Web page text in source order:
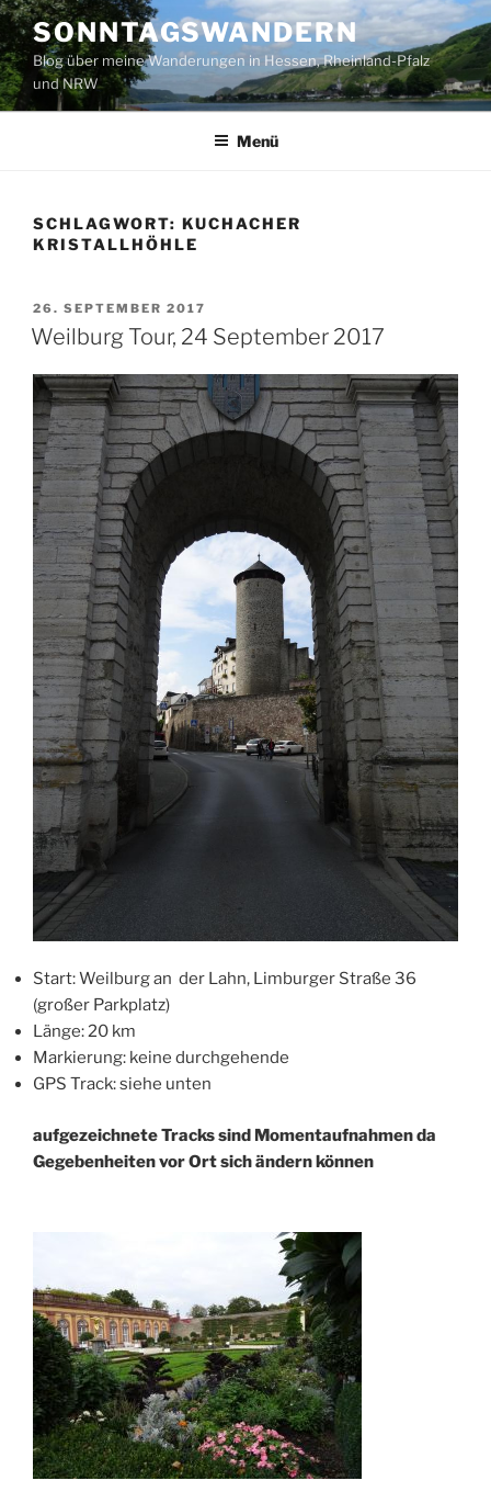
Zum
Inhalt
springen
SONNTAGSWANDERN
Blog über meine Wanderungen in Hessen, Rheinland-Pfalz
und NRW
Menü
SCHLAGWORT: KUCHACHER
KRISTALLHÖHLE
VERÖFFENTLICHT
AM
26. SEPTEMBER 2017
Weilburg Tour, 24 September 2017
Start: Weilburg an der Lahn, Limburger Straße 36
(großer Parkplatz)
Länge: 20 km
Markierung: keine durchgehende
GPS Track: siehe unten
aufgezeichnete Tracks sind Momentaufnahmen da
Gegebenheiten vor Ort sich ändern können